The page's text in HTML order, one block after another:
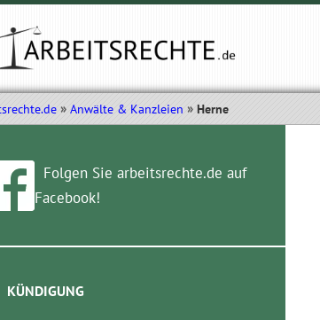
Anwälte & Kanzleien Herne
Folgen Sie arbeitsrechte.de auf
Facebook!
KÜNDIGUNG